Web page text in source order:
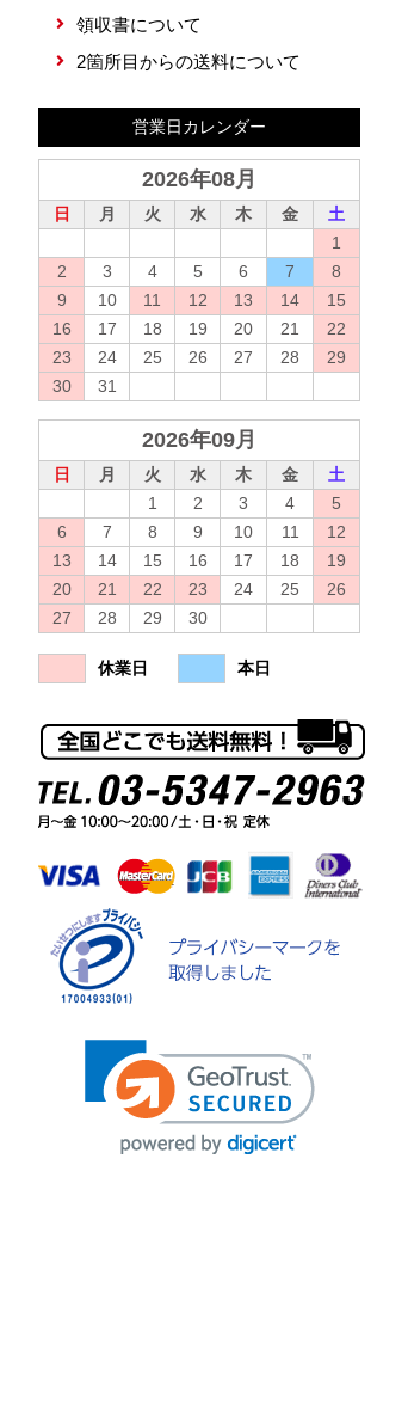
領収書について
2箇所目からの送料について
営業日カレンダー
2026年08月
日 月 火 水 木 金
土
1
2
3 4 5 6 7
8
9
10 11 12 13 14
15
16
17 18 19 20 21
22
23
24 25 26 27 28
29
30
31
2026年09月
日 月 火 水 木 金
土
1
2 3 4
5
6
7 8 9 10 11
12
13
14 15 16 17 18
19
20
21 22 23 24 25
26
27
28 29 30
休業日 本日